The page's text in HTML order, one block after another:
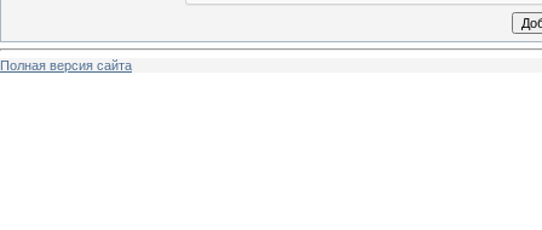
Полная версия сайта